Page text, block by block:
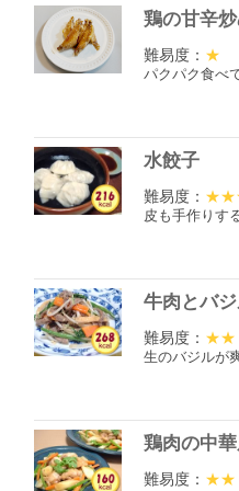
鶏の甘辛
難易度： ★
パクパク食べ
水餃子
難易度：
皮も手作りす
牛肉とバ
難易度： ★★
生のバジルが
鶏肉の中
難易度： ★★